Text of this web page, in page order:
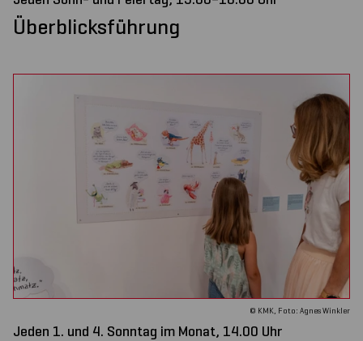
Überblicksführung
© KMK, Foto: Agnes Winkler
Jeden 1. und 4. Sonntag im Monat, 14.00 Uhr